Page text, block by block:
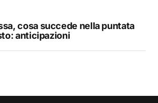
cosa succede nella puntata
anticipazioni